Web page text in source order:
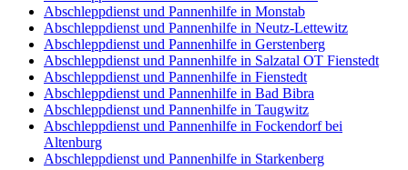
Abschleppdienst und Pannenhilfe in Monstab
Abschleppdienst und Pannenhilfe in Neutz-Lettewitz
Abschleppdienst und Pannenhilfe in Gerstenberg
Abschleppdienst und Pannenhilfe in Salzatal OT Fienstedt
Abschleppdienst und Pannenhilfe in Fienstedt
Abschleppdienst und Pannenhilfe in Bad Bibra
Abschleppdienst und Pannenhilfe in Taugwitz
Abschleppdienst und Pannenhilfe in Fockendorf bei
Altenburg
Abschleppdienst und Pannenhilfe in Starkenberg